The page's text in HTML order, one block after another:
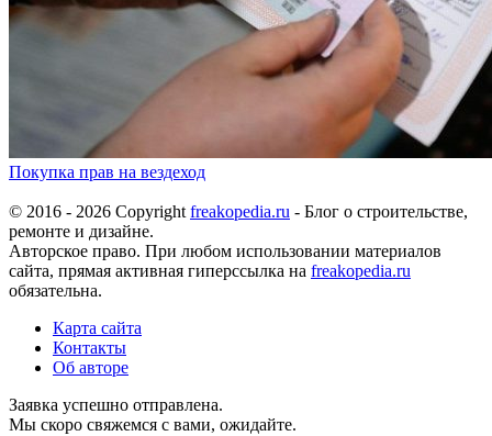
Покупка прав на вездеход
© 2016 - 2026 Copyright freakopedia.ru - Блог о строительстве,
ремонте и дизайне.
Авторское право. При любом использовании материалов
сайта, прямая активная гиперссылка на freakopedia.ru
обязательна.
Карта сайта
Контакты
Об авторе
Заявка успешно отправлена.
Мы скоро свяжемся с вами, ожидайте.